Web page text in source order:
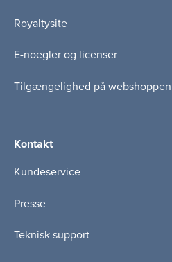
Royaltysite
E-noegler og licenser
Tilgængelighed på webshoppen
Kontakt
Kundeservice
Presse
Teknisk support